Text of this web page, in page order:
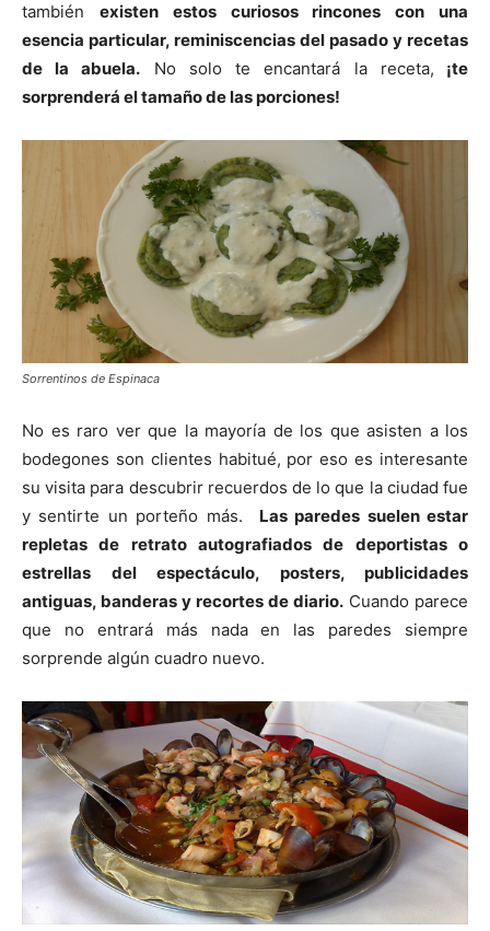
también existen estos curiosos rincones con una
esencia particular, reminiscencias del pasado y recetas
de la abuela. No solo te encantará la receta, ¡te
sorprenderá el tamaño de las porciones!
Sorrentinos de Espinaca
No es raro ver que la mayoría de los que asisten a los
bodegones son clientes habitué, por eso es interesante
su visita para descubrir recuerdos de lo que la ciudad fue
y sentirte un porteño más. Las paredes suelen estar
repletas de retrato autografiados de deportistas o
estrellas del espectáculo, posters, publicidades
antiguas, banderas y recortes de diario. Cuando parece
que no entrará más nada en las paredes siempre
sorprende algún cuadro nuevo.